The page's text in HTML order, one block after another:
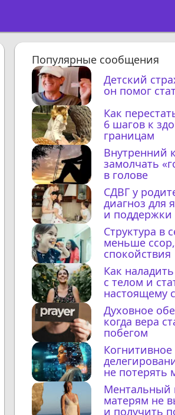
Популярные сообщения
Детский
он помог
Как
6 шагов к
границам
Внутренний
замолчать
в голове
СДВГ у
диагноз для
и поддержки
Структура в
меньше
спокойствия
Как
с телом и
настоящему
Духовное
когда вера
побегом
Когнитивное
не
с ИИ
Ментальный
матерям не
и получить